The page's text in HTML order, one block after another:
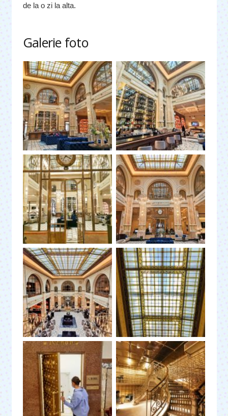
de la o zi la alta.
Galerie foto